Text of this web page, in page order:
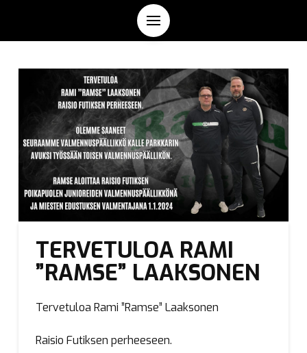
TERVETULOA RAMI
”RAMSE” LAAKSONEN
Tervetuloa Rami ”Ramse” Laaksonen
Raisio Futiksen perheeseen.